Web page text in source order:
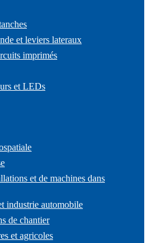
et leviers lateraux
imprimés
et LEDs
et de machines dans
industrie automobile
de chantier
et agricoles